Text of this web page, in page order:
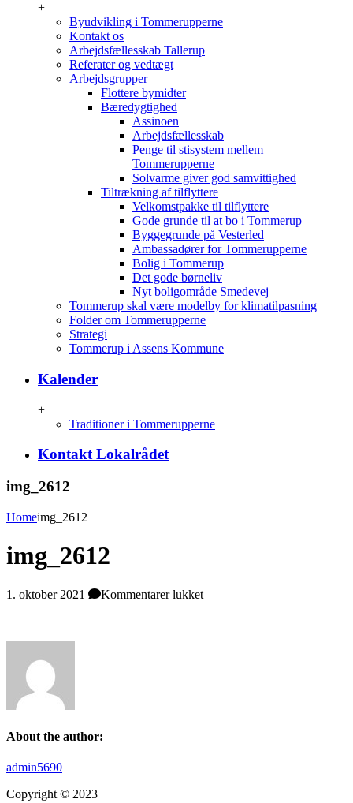
+
Byudvikling i Tommerupperne
Kontakt os
Arbejdsfællesskab Tallerup
Referater og vedtægt
Arbejdsgrupper
Flottere bymidter
Bæredygtighed
Assinoen
Arbejdsfællesskab
Penge til stisystem mellem
Tommerupperne
Solvarme giver god samvittighed
Tiltrækning af tilflyttere
Velkomstpakke til tilflyttere
Gode grunde til at bo i Tommerup
Byggegrunde på Vesterled
Ambassadører for Tommerupperne
Bolig i Tommerup
Det gode børneliv
Nyt boligområde Smedevej
Tommerup skal være modelby for klimatilpasning
Folder om Tommerupperne
Strategi
Tommerup i Assens Kommune
Kalender
+
Traditioner i Tommerupperne
Kontakt Lokalrådet
img_2612
Homeimg_2612
img_2612
1. oktober 2021 Kommentarer lukkettil
About the author:
admin5690
Copyright © 2023